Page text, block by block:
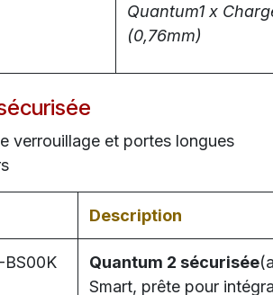
Quantum1 x
(0,76mm)
verrouillage et portes longues
Description
BS00K Quantum 2 sécurisée
Smart, prête pour